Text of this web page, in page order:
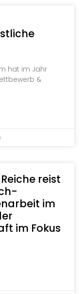
hat im Jahr
&
reist
im
im Fokus